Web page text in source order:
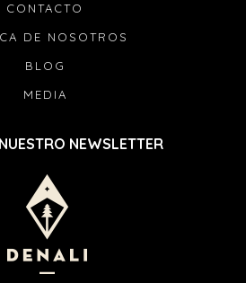
CONTACTO
DE NOSOTROS
BLOG
MEDIA
NEWSLETTER